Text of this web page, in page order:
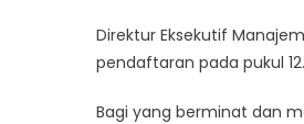
Direktur Eksekutif
pendaftaran pada pukul
Bagi yang berminat dan